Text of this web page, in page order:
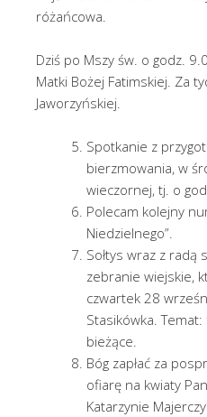
różańcowa.
Dziś po Mszy św. o godz.
Matki Bożej Fatimskiej. Za
Jaworzyńskiej.
Spotkanie z
bierzmowania, w
wieczornej, tj. o
Polecam kolejny
Niedzielnego”.
Sołtys wraz z radą
zebranie wiejskie,
czwartek 28
Stasikówka.
bieżące.
Bóg zapłać za
ofiarę na kwiaty
Katarzynie